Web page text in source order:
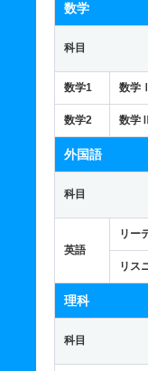
数学
科目
数学1 数学
数学2
数学
外国語
科目
英語
リー
リス
理科
科目